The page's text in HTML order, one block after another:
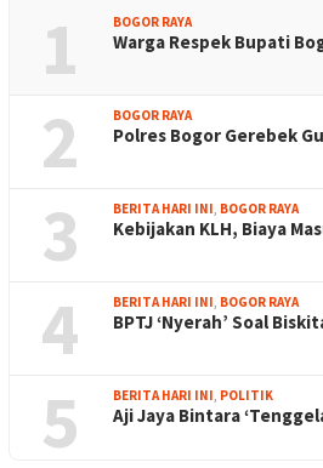
1 BOGOR RAYA
Warga Respek Bupati
2 BOGOR RAYA
Polres Bogor Gerebek
3 BERITA HARI INI BOGOR RAYA
Kebijakan KLH, Biaya
4 BERITA HARI INI BOGOR RAYA
BPTJ ‘Nyerah’ Soal
5 BERITA HARI INI POLITIK
Aji Jaya Bintara